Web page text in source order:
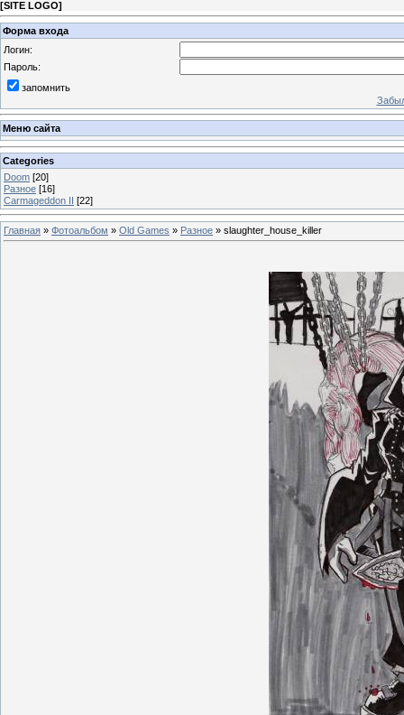
[SITE LOGO]
Форма входа
Логин:
Пароль:
запомнить
Меню сайта
Categories
Doom [20]
Разное [16]
Carmageddon II [22]
Главная » Фотоальбом » Old Games » Разное » slaughter_house_killer